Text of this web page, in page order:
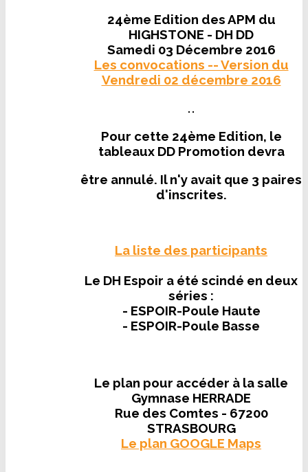
24ème Edition des APM du
HIGHSTONE - DH DD
Samedi 03 Décembre 2016
Les convocations -- Version du
Vendredi 02 décembre 2016
Pour cette 24ème Edition, le
tableaux DD Promotion devra
être annulé. Il n'y avait que 3 paires
d'inscrites.
La liste des participants
Le DH Espoir a été scindé en deux
séries :
- ESPOIR-Poule Haute
- ESPOIR-Poule Basse
Le plan pour accéder à la salle
Gymnase HERRADE
Rue des Comtes - 67200
STRASBOURG
Le plan GOOGLE Maps